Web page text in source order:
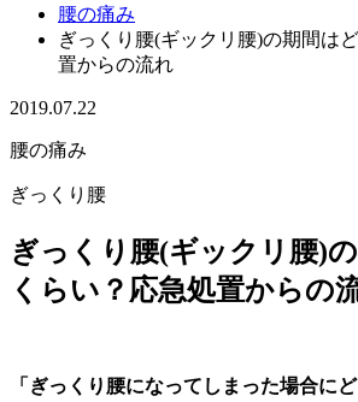
腰の痛み
ぎっくり腰(ギックリ腰)の期間は
置からの流れ
2019.07.22
腰の痛み
ぎっくり腰
ぎっくり腰(ギックリ腰)
くらい？応急処置からの
「ぎっくり腰になってしまった場合に